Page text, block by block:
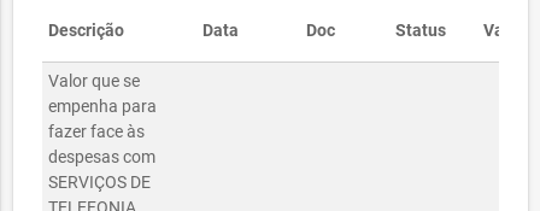
Descrição Data Doc Status Valor
Valor que se
empenha para
fazer face às
despesas com
SERVIÇOS DE